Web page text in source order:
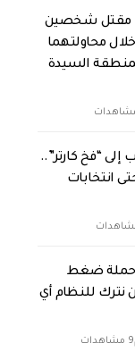
مقتل شخصين
محاولتهما
السيدة
إلى “فخ كارتر”..
انتخابات
حملة ضغط
نترك للنظام أي
9 مشاهدات